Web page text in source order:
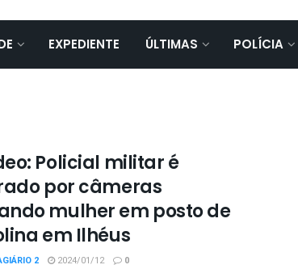
EXPEDIENTE ÚLTIMAS POLÍCIA
Policial militar é
por câmeras
mulher em posto de
em Ilhéus
2 2024/01/12 0